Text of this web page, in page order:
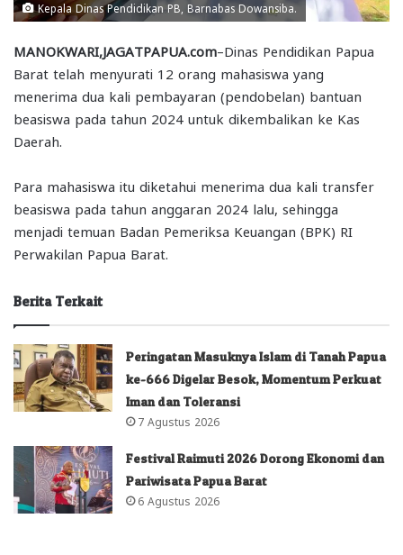
Kepala Dinas Pendidikan PB, Barnabas Dowansiba.
MANOKWARI,JAGATPAPUA.com–Dinas Pendidikan Papua
Barat telah menyurati 12 orang mahasiswa yang
menerima dua kali pembayaran (pendobelan) bantuan
beasiswa pada tahun 2024 untuk dikembalikan ke Kas
Daerah.
Para mahasiswa itu diketahui menerima dua kali transfer
beasiswa pada tahun anggaran 2024 lalu, sehingga
menjadi temuan Badan Pemeriksa Keuangan (BPK) RI
Perwakilan Papua Barat.
Berita Terkait
Peringatan Masuknya Islam di Tanah Papua
ke-666 Digelar Besok, Momentum Perkuat
Iman dan Toleransi
7 Agustus 2026
Festival Raimuti 2026 Dorong Ekonomi dan
Pariwisata Papua Barat
6 Agustus 2026